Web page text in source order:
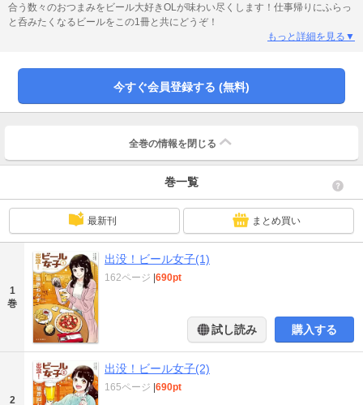
合う数々のおつまみをビール大好きOLが味わい尽くします！仕事帰りにふらっ
と呑みたくなるビールをこの1冊と共にどうぞ！
もっと詳細を見る▼
今すぐ会員登録する (無料)
全巻の情報を 閉じる
巻一覧
最新刊 まとめ買い
1
巻
出没！ビール女子(1)
162ページ |690pt
試し読み 購入する
2
出没！ビール女子(2)
165ページ |690pt